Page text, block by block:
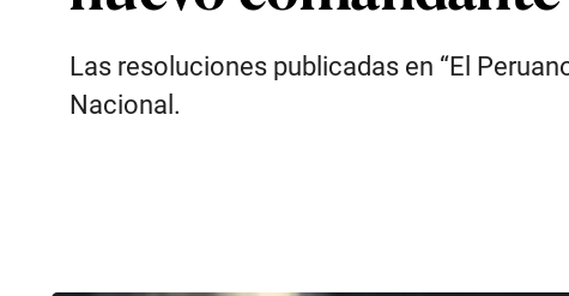
Las resoluciones publicadas en “El
Nacional.